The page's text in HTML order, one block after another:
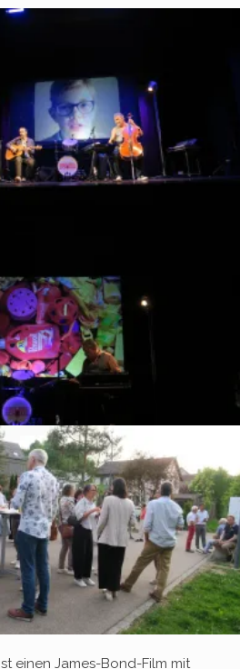
einen James-Bond-Film mit